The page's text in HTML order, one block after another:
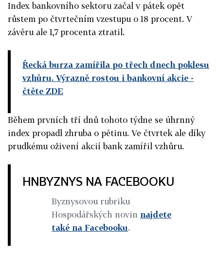
Index bankovního sektoru začal v pátek opět
růstem po čtvrtečním vzestupu o 18 procent. V
závěru ale 1,7 procenta ztratil.
Řecká burza zamířila po třech dnech poklesu
vzhůru. Výrazně rostou i bankovní akcie -
čtěte ZDE
Během prvních tří dnů tohoto týdne se úhrnný
index propadl zhruba o pětinu. Ve čtvrtek ale díky
prudkému oživení akcií bank zamířil vzhůru.
HNBYZNYS NA FACEBOOKU
Byznysovou rubriku
Hospodářských novin najdete
také na Facebooku.